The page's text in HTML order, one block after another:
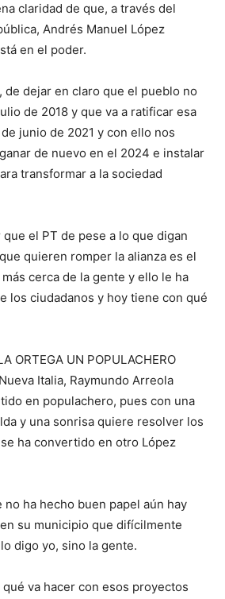
claridad de que, a través del
Andrés Manuel López
en el poder.
de dejar en claro que el pueblo no
de 2018 y que va a ratificar esa
junio de 2021 y con ello nos
de nuevo en el 2024 e instalar
transformar a la sociedad
el PT de pese a lo que digan
quieren romper la alianza es el
cerca de la gente y ello le ha
los ciudadanos y hoy tiene con qué
ORTEGA UN POPULACHERO
Italia, Raymundo Arreola
en populachero, pues con una
y una sonrisa quiere resolver los
ha convertido en otro López
ha hecho buen papel aún hay
su municipio que difícilmente
digo yo, sino la gente.
va hacer con esos proyectos